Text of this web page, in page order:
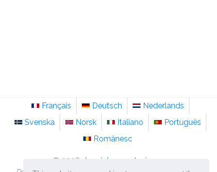
Français Deutsch
Nederlands
Svenska
Norsk Italiano
Português
Românesc
© 2026
de.sainte-anastasie.org